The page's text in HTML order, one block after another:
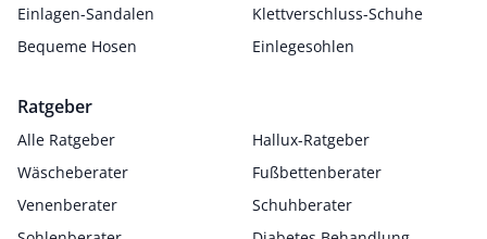
Einlagen-Sandalen
Klettverschluss-Schuhe
Bequeme Hosen
Einlegesohlen
Ratgeber
Alle Ratgeber
Hallux-Ratgeber
Wäscheberater
Fußbettenberater
Venenberater
Schuhberater